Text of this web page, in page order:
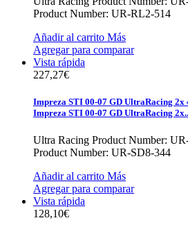
Product Number: UR-RL2-514
Añadir al carrito Más
Agregar para comparar
Vista rápida
227,27€
Impreza STI 00-07 GD UltraRacing
Impreza STI 00-07 GD UltraRacing
Ultra Racing Product Number:
Product Number: UR-SD8-344
Añadir al carrito Más
Agregar para comparar
Vista rápida
128,10€